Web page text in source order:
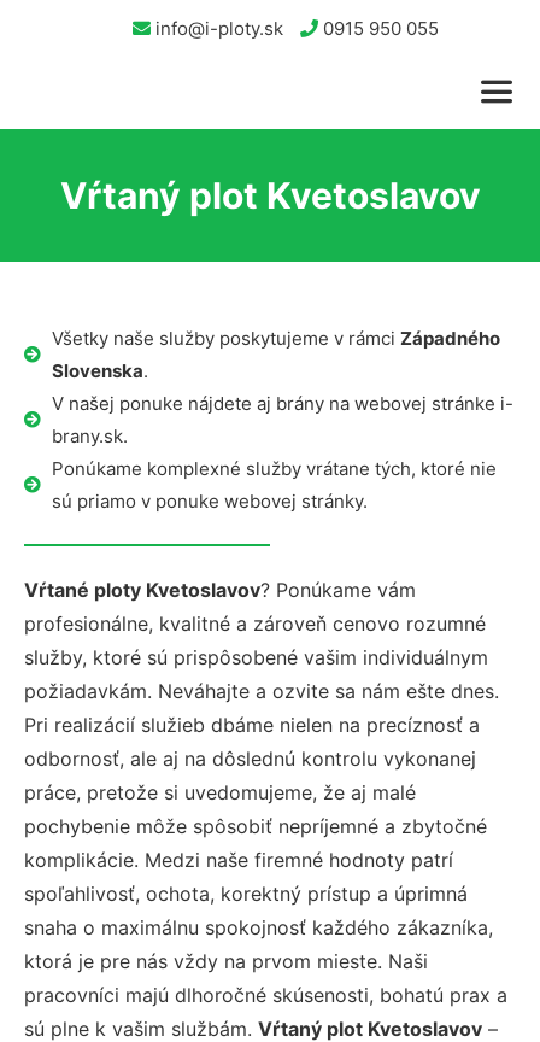
info@i-ploty.sk 0915 950 055
Vŕtaný plot Kvetoslavov
Všetky naše služby poskytujeme v rámci Západného
Slovenska.
V našej ponuke nájdete aj brány na webovej stránke i-
brany.sk.
Ponúkame komplexné služby vrátane tých, ktoré nie
sú priamo v ponuke webovej stránky.
Vŕtané ploty Kvetoslavov? Ponúkame vám
profesionálne, kvalitné a zároveň cenovo rozumné
služby, ktoré sú prispôsobené vašim individuálnym
požiadavkám. Neváhajte a ozvite sa nám ešte dnes.
Pri realizácií služieb dbáme nielen na precíznosť a
odbornosť, ale aj na dôslednú kontrolu vykonanej
práce, pretože si uvedomujeme, že aj malé
pochybenie môže spôsobiť nepríjemné a zbytočné
komplikácie. Medzi naše firemné hodnoty patrí
spoľahlivosť, ochota, korektný prístup a úprimná
snaha o maximálnu spokojnosť každého zákazníka,
ktorá je pre nás vždy na prvom mieste. Naši
pracovníci majú dlhoročné skúsenosti, bohatú prax a
sú plne k vašim službám. Vŕtaný plot Kvetoslavov –